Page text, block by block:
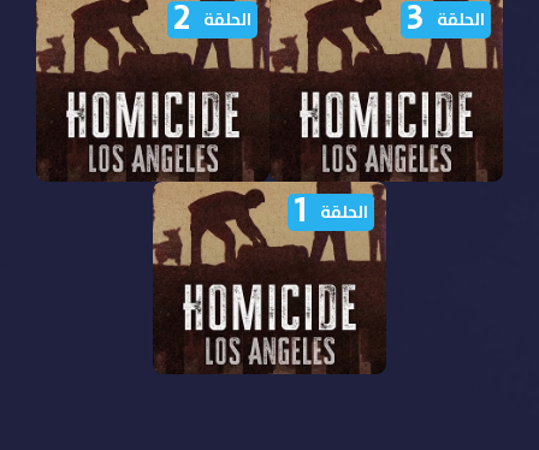
مشاهدة مسلسل Homicide
2024 الموسم الاول الحلقة 5
مترجمة
مشاهدة مسلسل Homicide
2024 الموسم الاول الحلقة 4
مترجمة
مشاهدة مسلسل Homicide
2024 الموسم الاول الحلقة 3
الحلقة 3
مترجمة
الحلقة 2
الحلقة 1